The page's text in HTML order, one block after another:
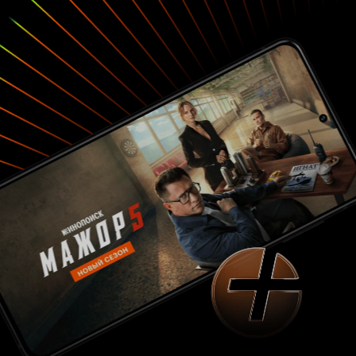
ирландца. Кроме Тары, есть в жизни Скарлетт
еще две натуральные, не ложные вещи. Дружба
Мелани и любовь Ретта. Сама того не
осознавая, она черпает в них силы, чтобы жить.
Однако, Скарлетт, не привыкшая к
самоанализу, не ценит их чувств. Только
потеряв Мелани и разбив сердце Ретта, она
понимает чего лишилась. Это ее боль. Ее крест.
После этого с глаз спадает пелена и она
понимает, что по-настоящему истинно в
жизни. Впервые деньги ей больше не нужны.
Вивьен Ли, сыгравшая эту героиню,
безупречная Скарлетт О’Хара. Актриса,
удостоившаяся похвалы самой Маргарет
Митчелл. Дэвид О.Селзник не мог найти
актрису на роль Скарлетт. Многие именитые
актрисы получили от ворот поворот. Время
шло. Боссы, дававшие деньги на фильм,
злились, а Селзник упорно искал среди сотен
претенденток одну-единственную. Какова
была его радость, когда ему встретилась
Вивьен Ли, тогда еще не известная
начинающая актриса. Позже Селзник
признается: «она задорно посмотрела на меня
из-под шляпки, и я понял, что поймал взгляд